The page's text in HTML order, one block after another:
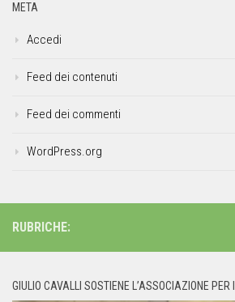
META
Accedi
Feed dei contenuti
Feed dei commenti
WordPress.org
RUBRICHE:
GIULIO CAVALLI SOSTIENE L’ASSOCIAZIONE PER